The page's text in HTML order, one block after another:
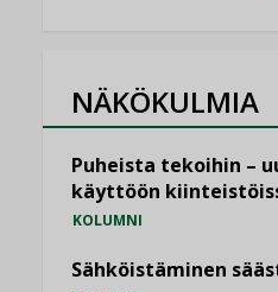
NÄKÖKULMIA
Puheista tekoihin –
käyttöön
KOLUMNI
Sähköistäminen